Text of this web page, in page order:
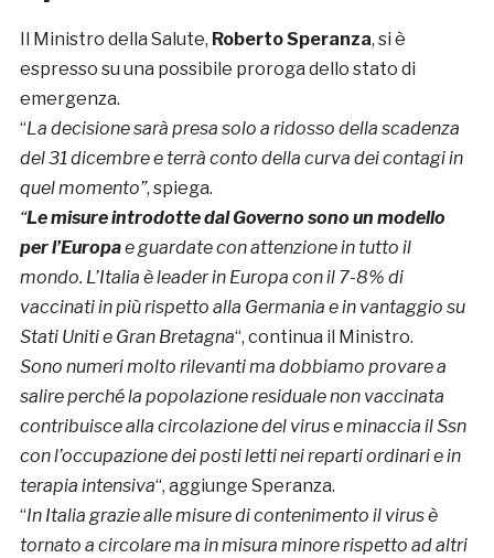
Il Ministro della Salute, Roberto Speranza, si è
espresso su una possibile proroga dello stato di
emergenza.
“La decisione sarà presa solo a ridosso della scadenza
del 31 dicembre e terrà conto della curva dei contagi in
quel momento”, spiega.
“Le misure introdotte dal Governo sono un modello
per l’Europae guardate con attenzione in tutto il
mondo. L’Italia è leader in Europa con il 7-8% di
vaccinati in più rispetto alla Germania e in vantaggio su
Stati Uniti e Gran Bretagna“, continua il Ministro.
Sono numeri molto rilevanti ma dobbiamo provare a
salire perché la popolazione residuale non vaccinata
contribuisce alla circolazione del virus e minaccia il Ssn
con l’occupazione dei posti letti nei reparti ordinari e in
terapia intensiva“, aggiunge Speranza.
“In Italia grazie alle misure di contenimento il virus è
tornato a circolare ma in misura minore rispetto ad altri